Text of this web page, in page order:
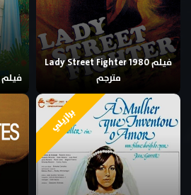
فيلم Lady Street Fighter 1980
مترجم
فيلم Bye Bye Brazil 1980 مترجم
برازيلي